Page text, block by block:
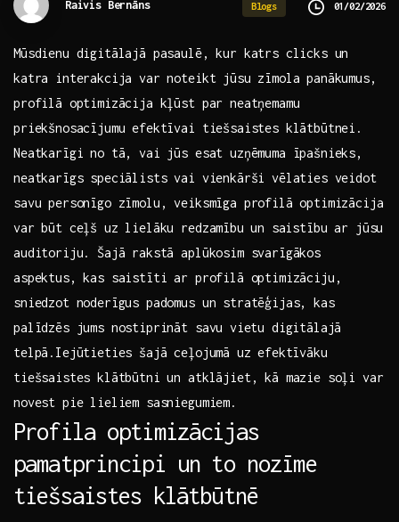
Raivis Bernāns Blogs 01/02/2026
Mūsdienu digitālajā pasaulē, kur katrs clicks un
katra interakcija var noteikt jūsu​ zīmola panākumus,
profilā‌ optimizācija kļūst par neatņemamu
priekšnosacījumu efektīvai tiešsaistes klātbūtnei. ​
Neatkarīgi no tā, vai jūs esat uzņēmuma īpašnieks,
neatkarīgs speciālists vai vienkārši vēlaties veidot
savu personīgo zīmolu, veiksmīga profilā optimizācija
var būt ceļš ​uz​ lielāku ‌redzamību ⁢un ⁤saistību ar jūsu
auditoriju. Šajā rakstā aplūkosim svarīgākos
aspektus, kas saistīti ar profilā optimizāciju,
sniedzot noderīgus​ padomus un stratēģijas, kas⁢
palīdzēs jums nostiprināt savu⁤ vietu digitālajā
telpā.Iejūtieties šajā ceļojumā ⁣uz​ efektīvāku
tiešsaistes ​klātbūtni un atklājiet, kā‌ mazie soļi var
novest pie​ lieliem sasniegumiem.
Profila optimizācijas
pamatprincipi un⁢ to nozīme
tiešsaistes⁢ klātbūtnē